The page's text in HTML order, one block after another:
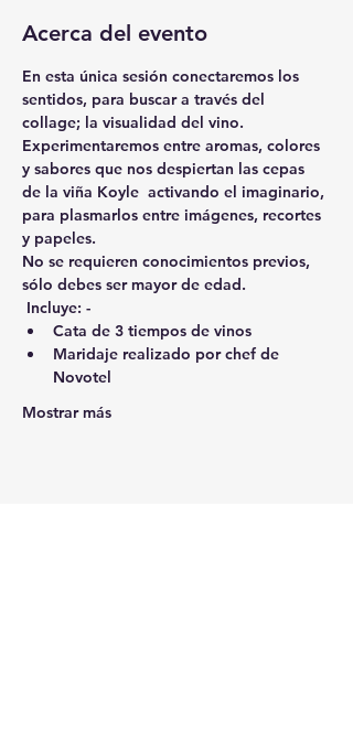
Acerca del evento
En esta única sesión conectaremos los
sentidos, para buscar a través del
collage; la visualidad del vino.
Experimentaremos entre aromas, colores
y sabores que nos despiertan las cepas
de la viña Koyle  activando el imaginario,
para plasmarlos entre imágenes, recortes
y papeles.
No se requieren conocimientos previos,
sólo debes ser mayor de edad.
Incluye: -
Cata de 3 tiempos de vinos
Maridaje realizado por chef de
Novotel
Mostrar más